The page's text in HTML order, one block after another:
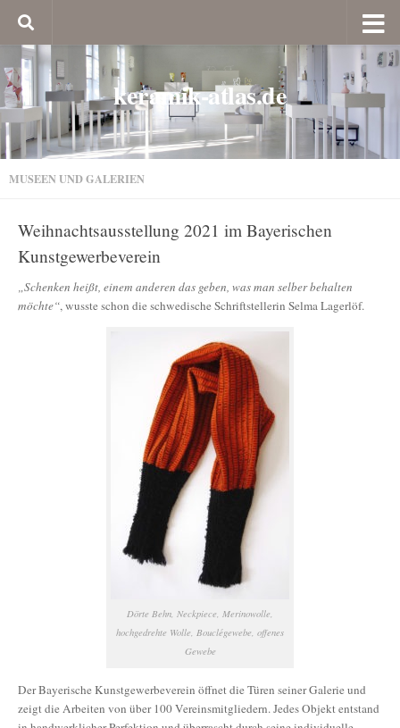
keramik-atlas.de
MUSEEN UND GALERIEN
Weihnachtsausstellung 2021 im Bayerischen
Kunstgewerbeverein
„Schenken heißt, einem anderen das geben, was man selber behalten
möchte“, wusste schon die schwedische Schriftstellerin Selma Lagerlöf.
Dörte Behn, Neckpiece, Merinowolle,
hochgedrehte Wolle, Bouclégewebe, offenes
Gewebe
Der Bayerische Kunstgewerbeverein öffnet die Türen seiner Galerie und
zeigt die Arbeiten von über 100 Vereinsmitgliedern. Jedes Objekt entstand